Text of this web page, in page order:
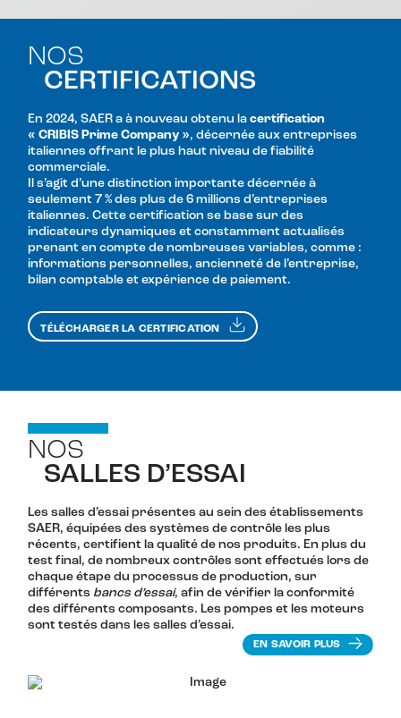
NOS
CERTIFICATIONS
En 2024, SAER a à nouveau obtenu lacertification
« CRIBIS Prime Company », décernée aux entreprises
italiennes offrant le plus haut niveau de fiabilité
commerciale.
Il s’agit d’une distinction importante décernée à
seulement 7 % des plus de 6 millions d’entreprises
italiennes. Cette certification se base sur des
indicateurs dynamiques et constamment actualisés
prenant en compte de nombreuses variables, comme :
informations personnelles, ancienneté de l’entreprise,
bilan comptable et expérience de paiement.
TÉLÉCHARGER LA CERTIFICATION
NOS
SALLES D’ESSAI
Les salles d’essai présentes au sein des établissements
SAER, équipées des systèmes de contrôle les plus
récents, certifient la qualité de nos produits. En plus du
test final, de nombreux contrôles sont effectués lors de
chaque étape du processus de production, sur
différents bancs d’essai, afin de vérifier la conformité
des différents composants. Les pompes et les moteurs
sont testés dans les salles d’essai.
EN SAVOIR PLUS